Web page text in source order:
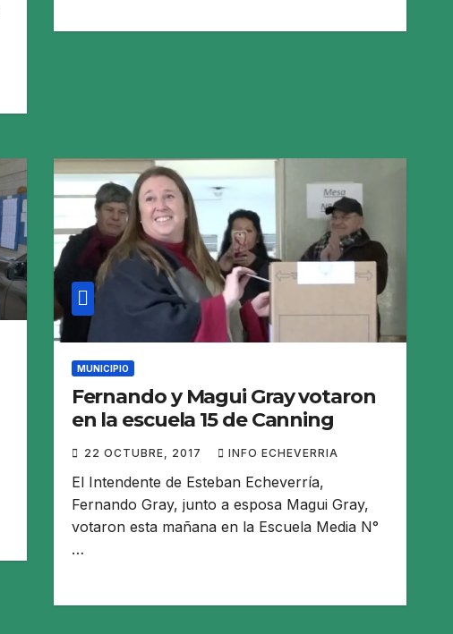
MUNICIPIO
Fernando y Magui Gray votaron
en la escuela 15 de Canning
22 OCTUBRE, 2017 INFO ECHEVERRIA
El Intendente de Esteban Echeverría,
Fernando Gray, junto a esposa Magui Gray,
votaron esta mañana en la Escuela Media N°
…